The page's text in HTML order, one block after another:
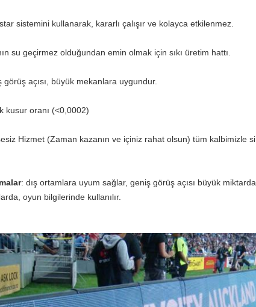
sistemini kullanarak, kararlı çalışır ve kolayca etkilenmez.
su geçirmez olduğundan emin olmak için sıkı üretim hattı.
görüş açısı, büyük mekanlara uygundur.
kusur oranı (<0,0002)
Hizmet (Zaman kazanın ve içiniz rahat olsun) tüm kalbimizle
: dış ortamlara uyum sağlar, geniş görüş açısı büyük
oyun bilgilerinde kullanılır.